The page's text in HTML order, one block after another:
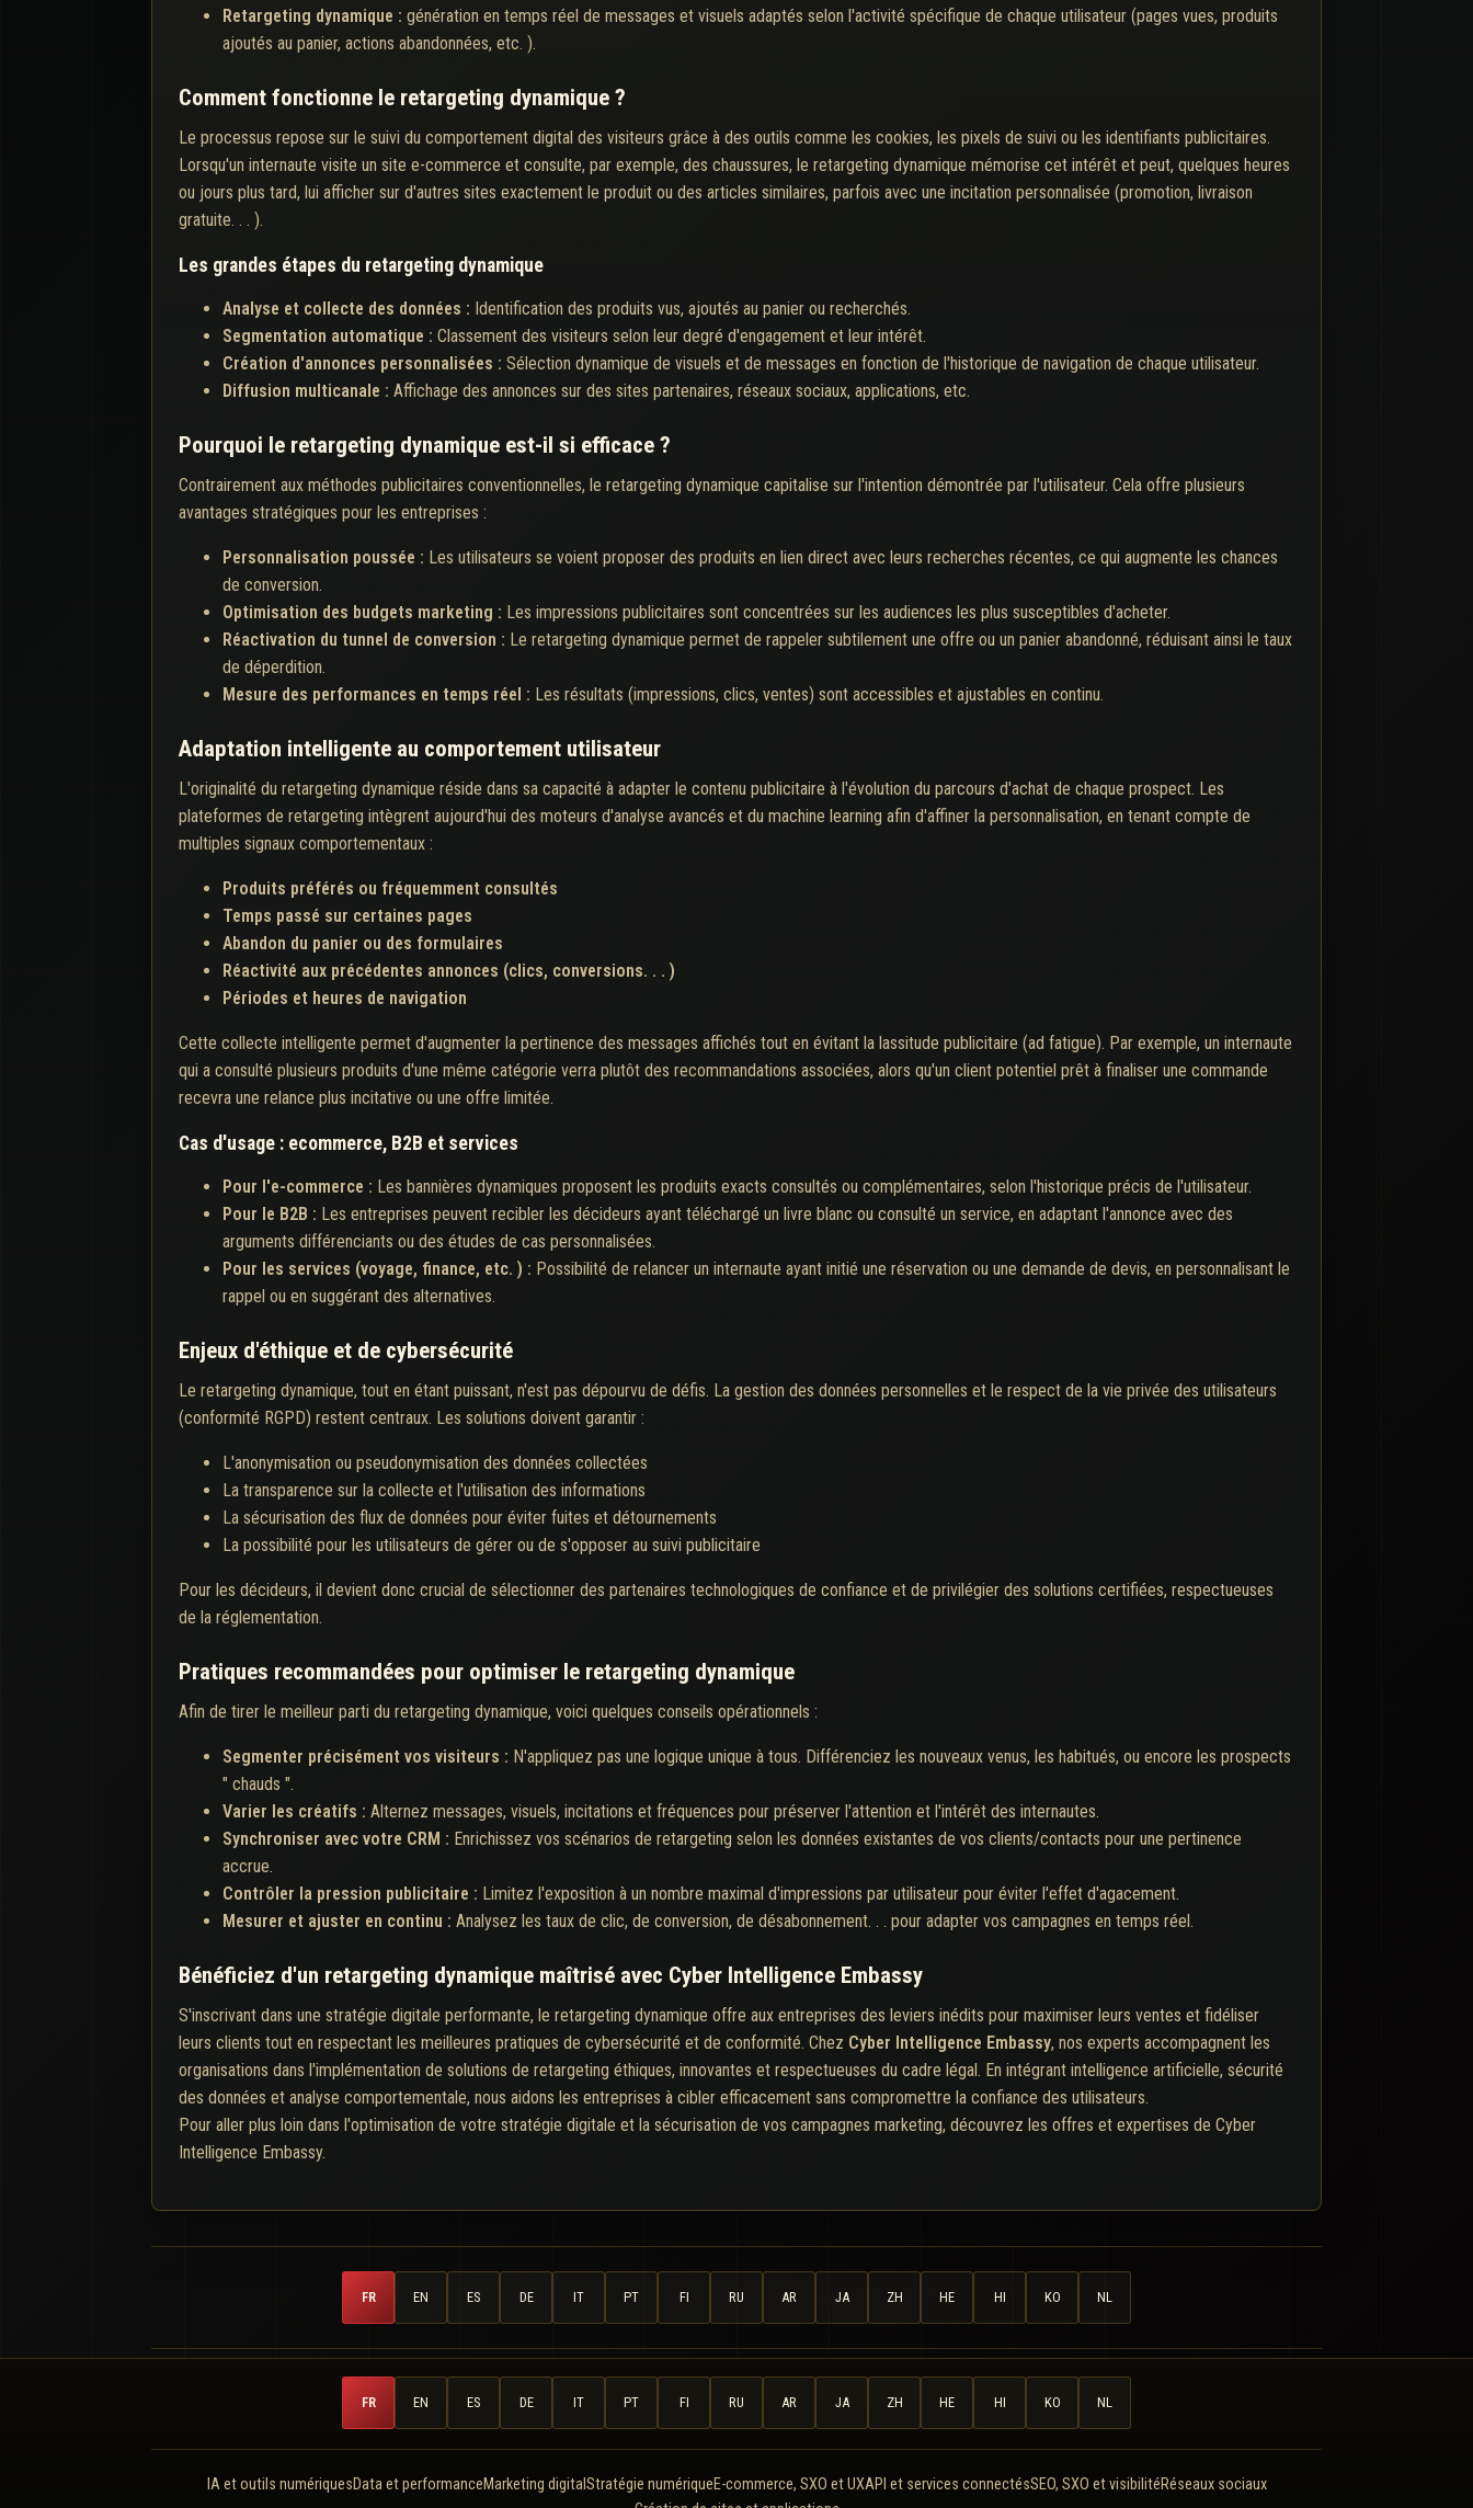
Retargeting dynamique : génération en temps réel de messages et visuels adaptés selon l'activité spécifique de chaque utilisateur (pages vues, produits
ajoutés au panier, actions abandonnées, etc. ).
Comment fonctionne le retargeting dynamique ?
Le processus repose sur le suivi du comportement digital des visiteurs grâce à des outils comme les cookies, les pixels de suivi ou les identifiants publicitaires.
Lorsqu'un internaute visite un site e-commerce et consulte, par exemple, des chaussures, le retargeting dynamique mémorise cet intérêt et peut, quelques heures
ou jours plus tard, lui afficher sur d'autres sites exactement le produit ou des articles similaires, parfois avec une incitation personnalisée (promotion, livraison
gratuite. . . ).
Les grandes étapes du retargeting dynamique
Analyse et collecte des données : Identification des produits vus, ajoutés au panier ou recherchés.
Segmentation automatique : Classement des visiteurs selon leur degré d'engagement et leur intérêt.
Création d'annonces personnalisées : Sélection dynamique de visuels et de messages en fonction de l'historique de navigation de chaque utilisateur.
Diffusion multicanale : Affichage des annonces sur des sites partenaires, réseaux sociaux, applications, etc.
Pourquoi le retargeting dynamique est-il si efficace ?
Contrairement aux méthodes publicitaires conventionnelles, le retargeting dynamique capitalise sur l'intention démontrée par l'utilisateur. Cela offre plusieurs
avantages stratégiques pour les entreprises :
Personnalisation poussée : Les utilisateurs se voient proposer des produits en lien direct avec leurs recherches récentes, ce qui augmente les chances
de conversion.
Optimisation des budgets marketing : Les impressions publicitaires sont concentrées sur les audiences les plus susceptibles d'acheter.
Réactivation du tunnel de conversion : Le retargeting dynamique permet de rappeler subtilement une offre ou un panier abandonné, réduisant ainsi le taux
de déperdition.
Mesure des performances en temps réel : Les résultats (impressions, clics, ventes) sont accessibles et ajustables en continu.
Adaptation intelligente au comportement utilisateur
L'originalité du retargeting dynamique réside dans sa capacité à adapter le contenu publicitaire à l'évolution du parcours d'achat de chaque prospect. Les
plateformes de retargeting intègrent aujourd'hui des moteurs d'analyse avancés et du machine learning afin d'affiner la personnalisation, en tenant compte de
multiples signaux comportementaux :
Produits préférés ou fréquemment consultés
Temps passé sur certaines pages
Abandon du panier ou des formulaires
Réactivité aux précédentes annonces (clics, conversions. . . )
Périodes et heures de navigation
Cette collecte intelligente permet d'augmenter la pertinence des messages affichés tout en évitant la lassitude publicitaire (ad fatigue). Par exemple, un internaute
qui a consulté plusieurs produits d'une même catégorie verra plutôt des recommandations associées, alors qu'un client potentiel prêt à finaliser une commande
recevra une relance plus incitative ou une offre limitée.
Cas d'usage : ecommerce, B2B et services
Pour l'e-commerce : Les bannières dynamiques proposent les produits exacts consultés ou complémentaires, selon l'historique précis de l'utilisateur.
Pour le B2B : Les entreprises peuvent recibler les décideurs ayant téléchargé un livre blanc ou consulté un service, en adaptant l'annonce avec des
arguments différenciants ou des études de cas personnalisées.
Pour les services (voyage, finance, etc. ) : Possibilité de relancer un internaute ayant initié une réservation ou une demande de devis, en personnalisant le
rappel ou en suggérant des alternatives.
Enjeux d'éthique et de cybersécurité
Le retargeting dynamique, tout en étant puissant, n'est pas dépourvu de défis. La gestion des données personnelles et le respect de la vie privée des utilisateurs
(conformité RGPD) restent centraux. Les solutions doivent garantir :
L'anonymisation ou pseudonymisation des données collectées
La transparence sur la collecte et l'utilisation des informations
La sécurisation des flux de données pour éviter fuites et détournements
La possibilité pour les utilisateurs de gérer ou de s'opposer au suivi publicitaire
Pour les décideurs, il devient donc crucial de sélectionner des partenaires technologiques de confiance et de privilégier des solutions certifiées, respectueuses
de la réglementation.
Pratiques recommandées pour optimiser le retargeting dynamique
Afin de tirer le meilleur parti du retargeting dynamique, voici quelques conseils opérationnels :
Segmenter précisément vos visiteurs : N'appliquez pas une logique unique à tous. Différenciez les nouveaux venus, les habitués, ou encore les prospects
" chauds ".
Varier les créatifs : Alternez messages, visuels, incitations et fréquences pour préserver l'attention et l'intérêt des internautes.
Synchroniser avec votre CRM : Enrichissez vos scénarios de retargeting selon les données existantes de vos clients/contacts pour une pertinence
accrue.
Contrôler la pression publicitaire : Limitez l'exposition à un nombre maximal d'impressions par utilisateur pour éviter l'effet d'agacement.
Mesurer et ajuster en continu : Analysez les taux de clic, de conversion, de désabonnement. . . pour adapter vos campagnes en temps réel.
Bénéficiez d'un retargeting dynamique maîtrisé avec Cyber Intelligence Embassy
S'inscrivant dans une stratégie digitale performante, le retargeting dynamique offre aux entreprises des leviers inédits pour maximiser leurs ventes et fidéliser
leurs clients tout en respectant les meilleures pratiques de cybersécurité et de conformité. Chez Cyber Intelligence Embassy, nos experts accompagnent les
organisations dans l'implémentation de solutions de retargeting éthiques, innovantes et respectueuses du cadre légal. En intégrant intelligence artificielle, sécurité
des données et analyse comportementale, nous aidons les entreprises à cibler efficacement sans compromettre la confiance des utilisateurs.
Pour aller plus loin dans l'optimisation de votre stratégie digitale et la sécurisation de vos campagnes marketing, découvrez les offres et expertises de Cyber
Intelligence Embassy.
FR EN ES DE IT PT FI RU AR JA ZH HE HI KO NL
FR EN ES DE IT PT FI RU AR JA ZH HE HI KO NL
IA et outils numériquesData et performanceMarketing digitalStratégie numériqueE-commerce, SXO et UXAPI et services connectésSEO, SXO et visibilitéRéseaux sociaux